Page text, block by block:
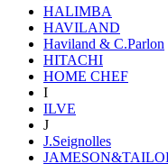
HALIMBA
HAVILAND
Haviland & C.Parlon
HITACHI
HOME CHEF
I
ILVE
J
J.Seignolles